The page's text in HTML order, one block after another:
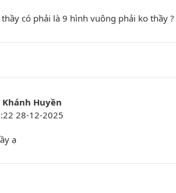
có phải là 9 hình vuông phải ko thầy ?
Huyền
28-12-2025
ạ